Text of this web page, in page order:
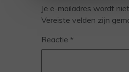
Je e-mailadres wordt
Vereiste velden zijn
Reactie *